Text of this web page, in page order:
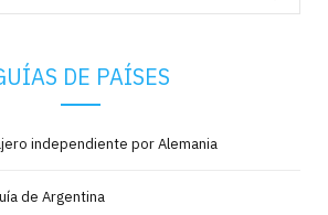
DE PAÍSES
independiente por Alemania
de Argentina